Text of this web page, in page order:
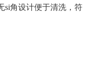
si角设计便于清洗，符